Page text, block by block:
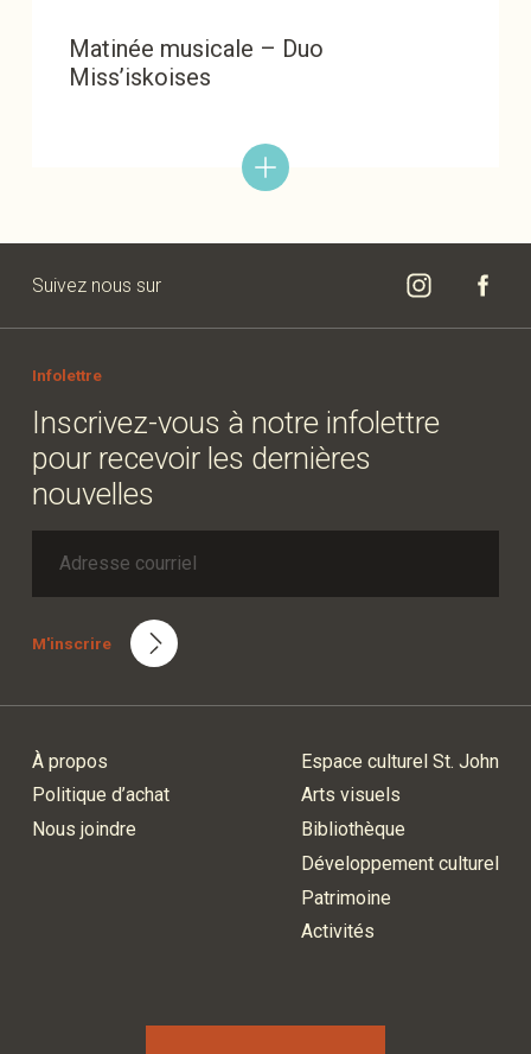
Matinée musicale – Duo
Miss’iskoises
Suivez nous sur
Infolettre
Inscrivez-vous à notre infolettre
pour recevoir les dernières
nouvelles
M'inscrire
À propos
Politique d’achat
Nous joindre
Espace culturel St. John
Arts visuels
Bibliothèque
Développement culturel
Patrimoine
Activités